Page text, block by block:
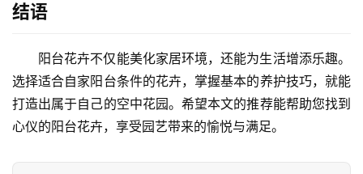
结语
阳台花卉不仅能美化家居环境，还能为生活增添乐趣。
选择适合自家阳台条件的花卉，掌握基本的养护技巧，就能
打造出属于自己的空中花园。希望本文的推荐能帮助您找到
心仪的阳台花卉，享受园艺带来的愉悦与满足。